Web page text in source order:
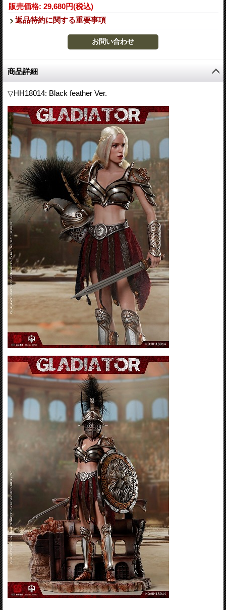
販売価格: 29,680円(税込)
返品特約に関する重要事項
商品詳細
▽HH18014: Black feather Ver.